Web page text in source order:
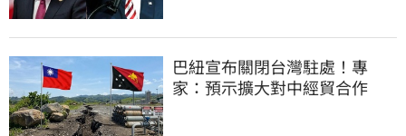
巴紐宣布關閉台灣駐處！專
家：預示擴大對中經貿合作